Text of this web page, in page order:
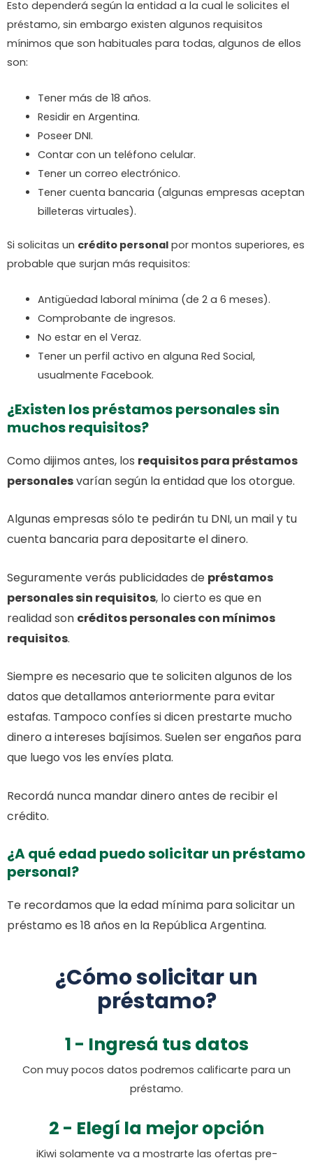
Esto dependerá según la entidad a la cual le solicites el
préstamo, sin embargo existen algunos requisitos
mínimos que son habituales para todas, algunos de ellos
son:
Tener más de 18 años.
Residir en Argentina.
Poseer DNI.
Contar con un teléfono celular.
Tener un correo electrónico.
Tener cuenta bancaria (algunas empresas aceptan
billeteras virtuales).
Si solicitas un crédito personal por montos superiores, es
probable que surjan más requisitos:
Antigüedad laboral mínima (de 2 a 6 meses).
Comprobante de ingresos.
No estar en el Veraz.
Tener un perfil activo en alguna Red Social,
usualmente Facebook.
¿Existen los préstamos personales sin
muchos requisitos?
Como dijimos antes, los requisitos para préstamos
personalesvarían según la entidad que los otorgue.
Algunas empresas sólo te pedirán tu DNI, un mail y tu
cuenta bancaria para depositarte el dinero.
Seguramente verás publicidades de préstamos
personales sin requisitos, lo cierto es que en
realidad son créditos personales con mínimos
requisitos.
Siempre es necesario que te soliciten algunos de los
datos que detallamos anteriormente para evitar
estafas. Tampoco confíes si dicen prestarte mucho
dinero a intereses bajísimos. Suelen ser engaños para
que luego vos les envíes plata.
Recordá nunca mandar dinero antes de recibir el
crédito.
¿A qué edad puedo solicitar un préstamo
personal?
Te recordamos que la edad mínima para solicitar un
préstamo es 18 años en la República Argentina.
¿Cómo solicitar un
préstamo?
1 - Ingresá tus datos
Con muy pocos datos podremos calificarte para un
préstamo.
2 - Elegí la mejor opción
iKiwi solamente va a mostrarte las ofertas pre-